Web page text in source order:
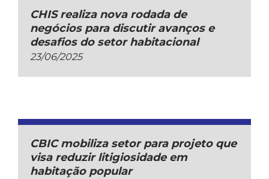
CHIS realiza nova rodada de
negócios para discutir avanços e
desafios do setor habitacional
23/06/2025
CBIC mobiliza setor para projeto que
visa reduzir litigiosidade em
habitação popular